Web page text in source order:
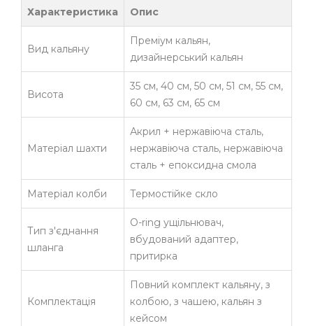
Характеристика Опис
Вид кальяну
Преміум кальян,
дизайнерський кальян
Висота
35 см, 40 см, 50 см, 51 см, 55 см,
60 см, 63 см, 65 см
Матеріал шахти
Акрил + нержавіюча сталь,
нержавіюча сталь, нержавіюча
сталь + епоксидна смола
Матеріал колби Термостійке скло
Тип з'єднання
шланга
O-ring ущільнювач,
вбудований адаптер,
притирка
Комплектація
Повний комплект кальяну, з
колбою, з чашею, кальян з
кейсом